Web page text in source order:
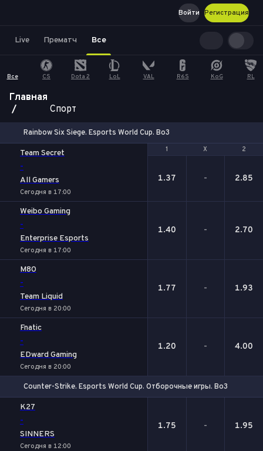
Регистрация
Войти
Live Прематч Все
Все CS Dota 2 LoL VAL R6S KoG RL
Главная
Спорт
Rainbow Six Siege. Esports World Cup. Bo3
1 Х 2
Team Secret
-
All Gamers
Сегодня в 17:00
1 Х 2
1.37 - 2.85
Weibo Gaming
-
Enterprise Esports
Сегодня в 17:00
1.40 - 2.70
M80
-
Team Liquid
Сегодня в 20:00
1.77 - 1.93
Fnatic
-
EDward Gaming
Сегодня в 20:00
1.20 - 4.00
Counter-Strike. Esports World Cup. Отборочные игры. Bo3
K27
-
SINNERS
Сегодня в 12:00
1.75 - 1.95